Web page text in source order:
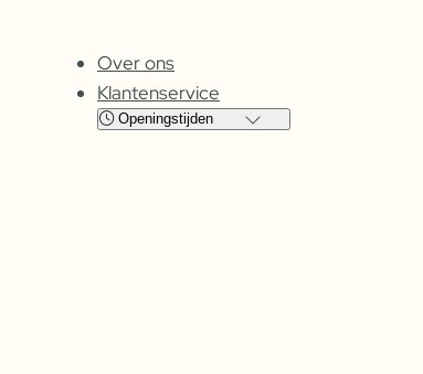
Over ons
Klantenservice
Openingstijden